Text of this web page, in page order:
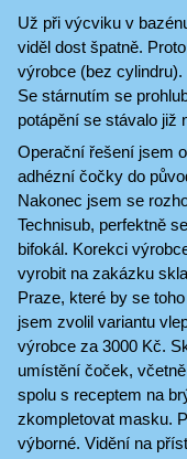
Už při výcviku v
viděl dost špatně.
výrobce (bez
Se stárnutím se
potápění se stávalo již
Operační řešení jsem
adhézní čočky do
Nakonec jsem se
Technisub, perfektně
bifokál. Korekci
vyrobit na zakázku
Praze, které by se
jsem zvolil variantu
výrobce za 3000 Kč.
umístění čoček,
spolu s receptem na
zkompletovat masku.
výborné. Vidění na